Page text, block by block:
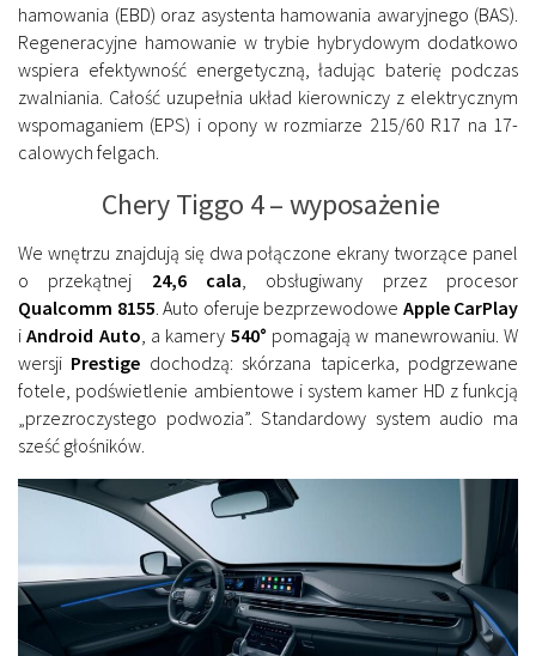
hamowania (EBD) oraz asystenta hamowania awaryjnego (BAS).
Regeneracyjne hamowanie w trybie hybrydowym dodatkowo
wspiera efektywność energetyczną, ładując baterię podczas
zwalniania. Całość uzupełnia układ kierowniczy z elektrycznym
wspomaganiem (EPS) i opony w rozmiarze 215/60 R17 na 17-
calowych felgach.
Chery Tiggo 4 – wyposażenie
We wnętrzu znajdują się dwa połączone ekrany tworzące panel
o przekątnej 24,6 cala , obsługiwany przez procesor
Qualcomm 8155 . Auto oferuje bezprzewodowe Apple CarPlay
iAndroid Auto , a kamery 540° pomagają w manewrowaniu. W
wersji Prestige dochodzą: skórzana tapicerka, podgrzewane
fotele, podświetlenie ambientowe i system kamer HD z funkcją
„przezroczystego podwozia”. Standardowy system audio ma
sześć głośników.